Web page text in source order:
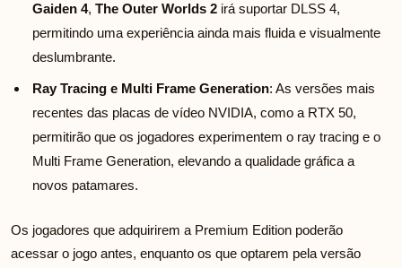
Gaiden 4, The Outer Worlds 2 irá suportar DLSS 4,
permitindo uma experiência ainda mais fluida e visualmente
deslumbrante.
Ray Tracing e Multi Frame Generation: As versões mais
recentes das placas de vídeo NVIDIA, como a RTX 50,
permitirão que os jogadores experimentem o ray tracing e o
Multi Frame Generation, elevando a qualidade gráfica a
novos patamares.
Os jogadores que adquirirem a Premium Edition poderão
acessar o jogo antes, enquanto os que optarem pela versão